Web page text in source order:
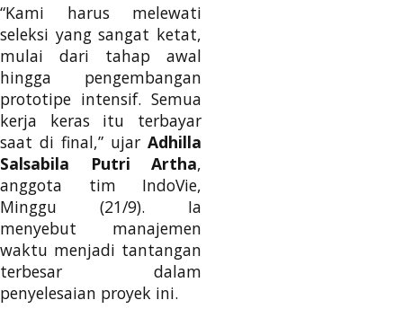
“Kami harus melewati
seleksi yang sangat ketat,
mulai dari tahap awal
hingga pengembangan
prototipe intensif. Semua
kerja keras itu terbayar
saat di final,” ujar Adhilla
Salsabila Putri Artha,
anggota tim IndoVie,
Minggu (21/9). Ia
menyebut manajemen
waktu menjadi tantangan
terbesar dalam
penyelesaian proyek ini.